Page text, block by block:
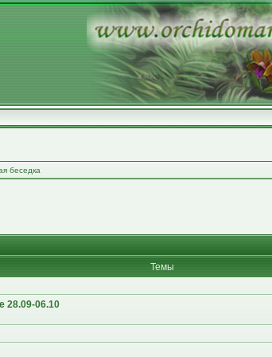
беседка
Темы
28.09-06.10